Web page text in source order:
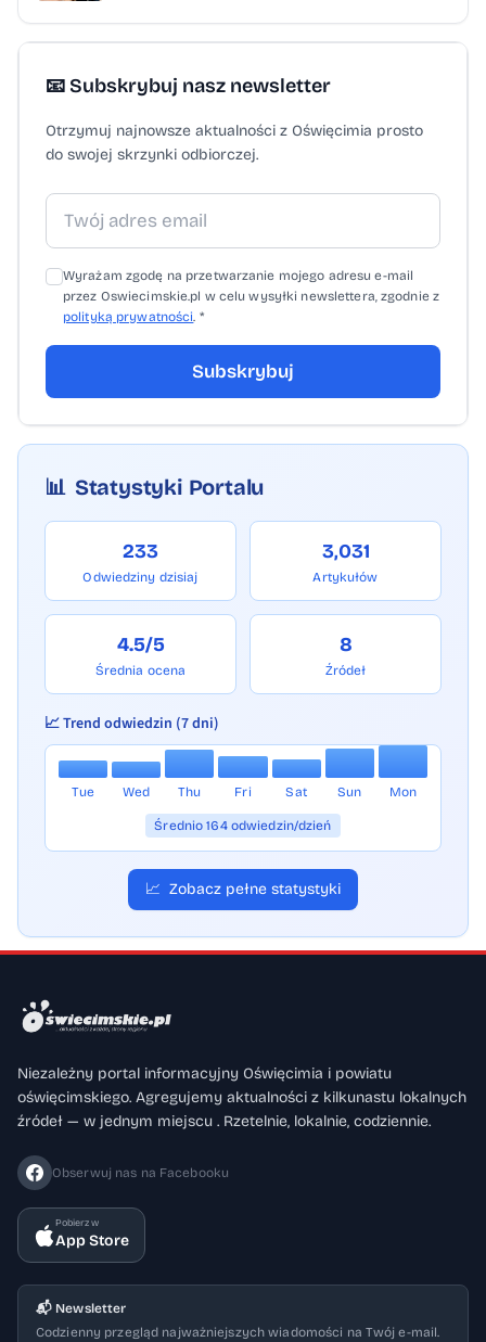
📧 Subskrybuj nasz newsletter
Otrzymuj najnowsze aktualności z Oświęcimia prosto
do swojej skrzynki odbiorczej.
Wyrażam zgodę na przetwarzanie mojego adresu e-mail
przez Oswiecimskie.pl w celu wysyłki newslettera, zgodnie z
polityką prywatności. *
Subskrybuj
📊 Statystyki Portalu
233
Odwiedziny dzisiaj
3,031
Artykułów
4.5/5
Średnia ocena
8
Źródeł
📈 Trend odwiedzin (7 dni)
Tue Wed Thu Fri Sat Sun Mon
Średnio 164 odwiedzin/dzień
📈 Zobacz pełne statystyki
Niezależny portal informacyjny Oświęcimia i powiatu
oświęcimskiego. Agregujemy aktualności z kilkunastu lokalnych
źródeł — w jednym miejscu . Rzetelnie, lokalnie, codziennie.
Obserwuj nas na Facebooku
Pobierz w
App Store
📬 Newsletter
Codzienny przegląd najważniejszych wiadomości na Twój e-mail.